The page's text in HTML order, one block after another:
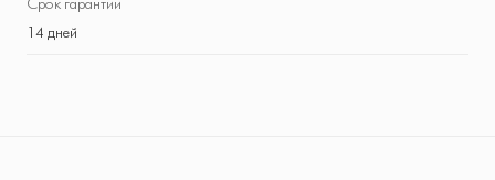
Срок гарантии
14 дней